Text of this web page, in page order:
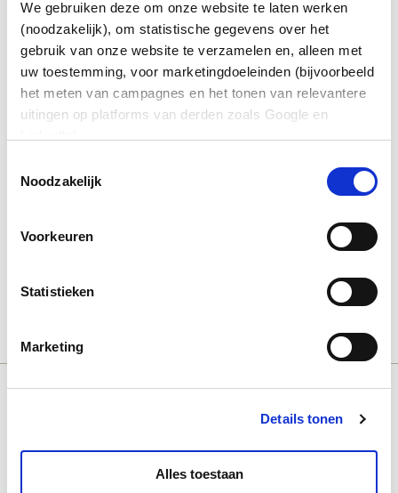
We gebruiken deze om onze website te laten werken
(noodzakelijk), om statistische gegevens over het
gebruik van onze website te verzamelen en, alleen met
uw toestemming, voor marketingdoeleinden (bijvoorbeeld
het meten van campagnes en het tonen van relevantere
uitingen op platforms van derden zoals Google en
Noodzakelijk
Voorkeuren
Statistieken
Marketing
Details tonen
Alles toestaan
Microsoft is niet over één nacht ijs gegaan met het
systeem. Voor de softwaregigant staat het nodige op
het spel: het huidige Windows 10 is het populairste
besturingssysteem ter wereld. Er is Microsoft veel aan
gelegen om die positie niet kwijt te raken aan Apple
of Google.
Voor dit formulier is toestemming voor
formulier te bekijken. Als u een advertentieblokkering
of privacy-extensie gebruikt, kunt u de blokkering
aria-